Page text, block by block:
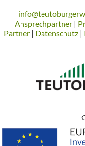
Ansprechpartner|
Partner| Datenschutz|